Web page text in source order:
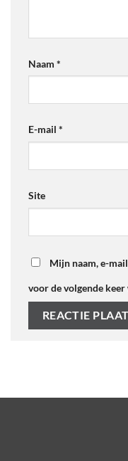
Naam *
E-mail *
Site
Mijn naam, e-
voor de volgende